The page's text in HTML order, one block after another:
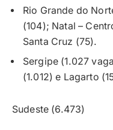
Rio Grande do
(104); Natal –
Santa Cruz (75).
Sergipe (1.027
(1.012) e Lagarto
Sudeste (6.473)